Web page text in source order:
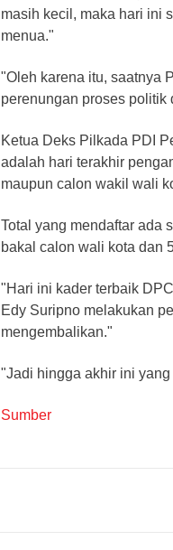
masih kecil, maka hari ini
menua."
"Oleh karena itu, saatnya
perenungan proses politik
Ketua Deks Pilkada PDI
adalah hari terakhir
maupun calon wakil wali
Total yang mendaftar ada
bakal calon wali kota dan
"Hari ini kader terbaik
Edy Suripno melakukan
mengembalikan."
"Jadi hingga akhir ini
Sumber